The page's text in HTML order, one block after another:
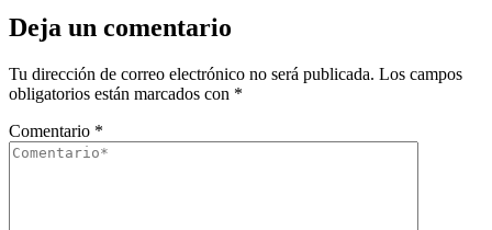
Deja un comentario
Tu dirección de correo electrónico no será publicada. Los campos
obligatorios están marcados con *
Comentario *